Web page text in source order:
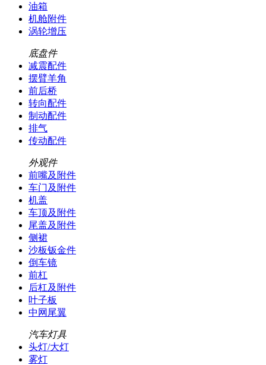
油箱
机舱附件
涡轮增压
底盘件
减震配件
摆臂羊角
前后桥
转向配件
制动配件
排气
传动配件
外观件
前嘴及附件
车门及附件
机盖
车顶及附件
尾盖及附件
侧裙
沙板钣金件
倒车镜
前杠
后杠及附件
叶子板
中网尾翼
汽车灯具
头灯/大灯
雾灯